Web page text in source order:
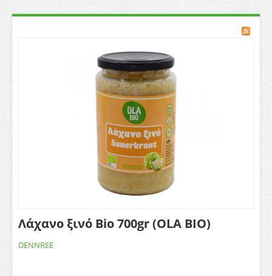
Λάχανο ξινό Bio 700gr (OLA BIO)
DENNREE